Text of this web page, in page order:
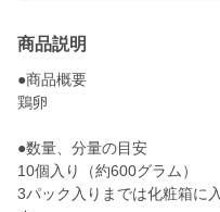
商品説明
●商品概要
鶏卵
●数量、分量の目安
10個入り（約600グラム）
3パック入りまでは化粧箱に